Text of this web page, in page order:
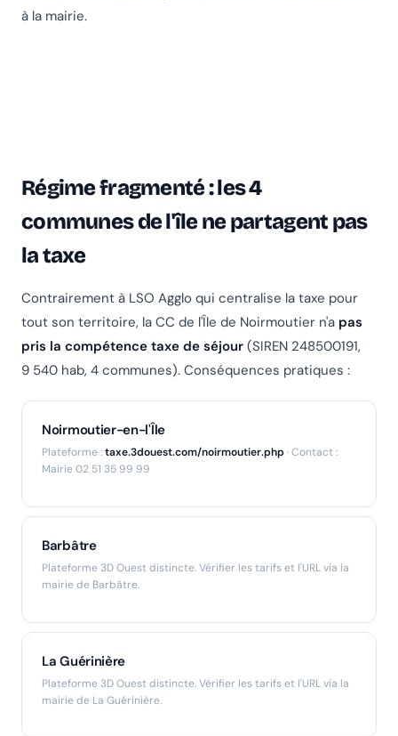
à la mairie.
Régime fragmenté : les 4
communes de l'île ne partagent pas
la taxe
Contrairement à LSO Agglo qui centralise la taxe pour
tout son territoire, la CC de l'Île de Noirmoutier n'a pas
pris la compétence taxe de séjour (SIREN 248500191,
9 540 hab, 4 communes). Conséquences pratiques :
Noirmoutier-en-l'Île
Plateforme :taxe.3douest.com/noirmoutier.php · Contact :
Mairie 02 51 35 99 99
Barbâtre
Plateforme 3D Ouest distincte. Vérifier les tarifs et l'URL via la
mairie de Barbâtre.
La Guérinière
Plateforme 3D Ouest distincte. Vérifier les tarifs et l'URL via la
mairie de La Guérinière.